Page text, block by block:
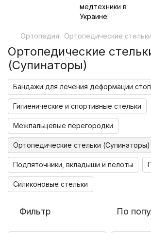
Ортопедия Ортопедические стельки
Ортопедические
(Супинаторы)
Бандажи для лечения деформации
Гигиенические и спортивные стельки
Межпальцевые перегородки
Ортопедические стельки (Супинаторы)
Подпяточники, вкладыши и пелоты
Силиконовые стельки
Фильтр По